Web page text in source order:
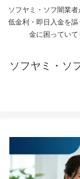
ソフヤミ・ソフ闇業
低金利・即日入金を
金に困っていて
ソフヤミ・ソ